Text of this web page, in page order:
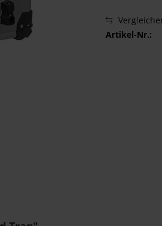
Artikel-Nr.: